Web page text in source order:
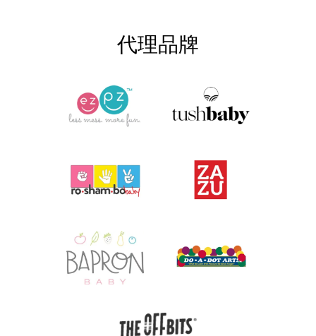
代理品牌